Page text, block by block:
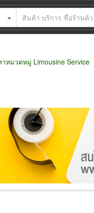
หมวดหมู่ Limousine Service
ตัวแทนจัดจำหน่าย ผู้ส่